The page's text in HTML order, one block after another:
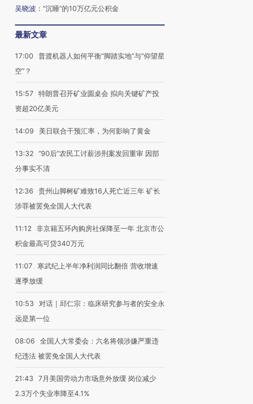
吴晓波 ： “沉睡”的10万亿元公积金
最新文章
17:00
普渡机器人如何平衡“脚踏实地”与“仰望星
空”？
15:57 特朗普召开矿业圆桌会 拟向关键矿产投
资超20亿美元
14:09 美日联合干预汇率，为何影响了黄金
13:32 “90后”农民工讨薪涉刑案发回重审 因部
分事实不清
12:36
贵州山脚树矿难致16人死亡近三年 矿长
涉罪被罢免全国人大代表
11:12 非京籍五环内购房社保降至一年 北京市公
积金最高可贷340万元
11:07
寒武纪上半年净利润同比翻倍 营收增速
逐季放缓
10:53
对话｜邱仁宗：临床研究参与者的安全永
远是第一位
08:06
全国人大常委会：六名将领涉嫌严重违
纪违法 被罢免全国人大代表
21:43
7月美国劳动力市场意外放缓 岗位减少
2.3万个失业率降至4.1%